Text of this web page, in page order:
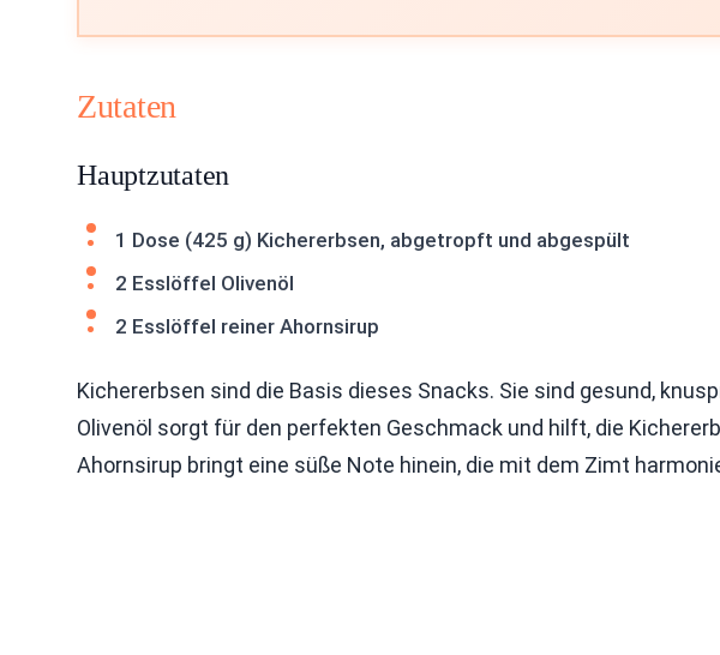
Zutaten
Hauptzutaten
1 Dose (425 g) Kichererbsen, abgetropft und abgespült
2 Esslöffel Olivenöl
2 Esslöffel reiner Ahornsirup
Kichererbsen sind die Basis dieses Snacks. Sie sind gesund,
Olivenöl sorgt für den perfekten Geschmack und hilft, die
Ahornsirup bringt eine süße Note hinein, die mit dem Zimt